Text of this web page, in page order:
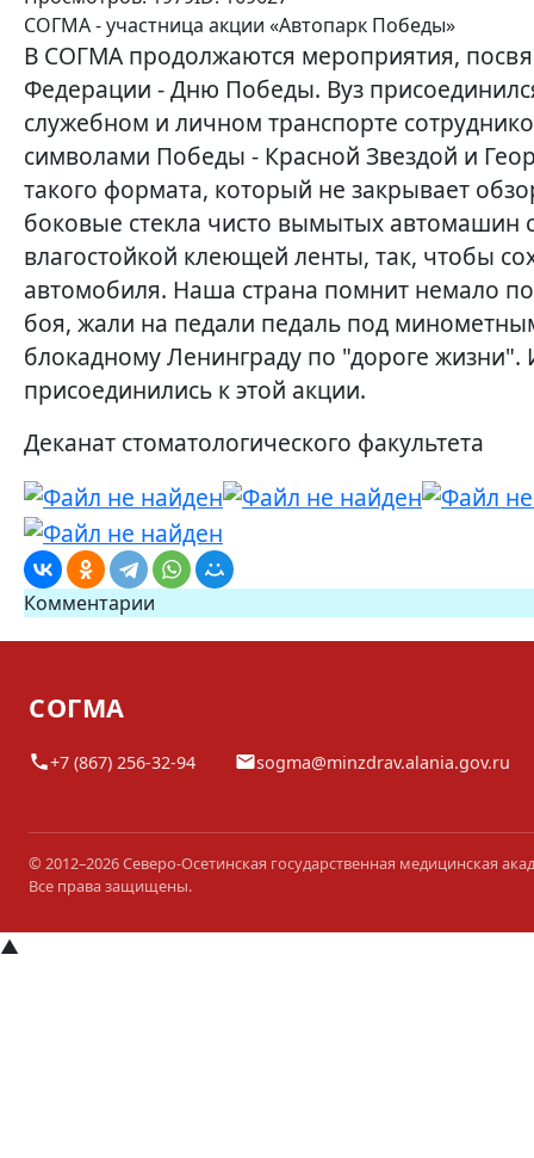
СОГМА - участница акции «Автопарк Победы»
В СОГМА продолжаются мероприятия,
Федерации - Дню Победы. Вуз
служебном и личном транспорте
символами Победы - Красной Звездой и
такого формата, который не закрывает
боковые стекла чисто вымытых
влагостойкой клеющей ленты, так, чтобы
автомобиля. Наша страна помнит немало
боя, жали на педали педаль под
блокадному Ленинграду по "дороге
присоединились к этой акции.
Деканат стоматологического факультета
Комментарии
СОГМА
+7 (867) 256-32-94 sogma@minzdrav.alania.gov.ru
© 2012–2026 Северо-Осетинская государственная медицинская
Все права защищены.
▲